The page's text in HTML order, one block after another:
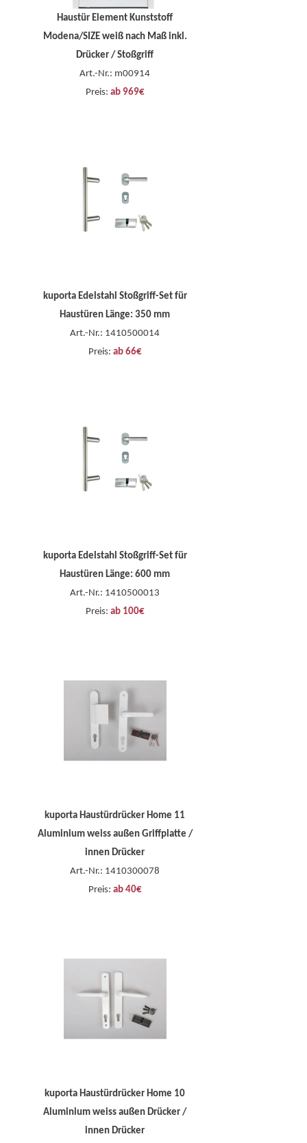
Haustür Element Kunststoff
Modena/SIZE weiß nach Maß inkl.
Drücker / Stoßgriff
Art.-Nr.: m00914
Preis: ab 969€
kuporta Edelstahl Stoßgriff-Set für
Haustüren Länge: 350 mm
Art.-Nr.: 1410500014
Preis: ab 66€
kuporta Edelstahl Stoßgriff-Set für
Haustüren Länge: 600 mm
Art.-Nr.: 1410500013
Preis: ab 100€
kuporta Haustürdrücker Home 11
Aluminium weiss außen Griffplatte /
innen Drücker
Art.-Nr.: 1410300078
Preis: ab 40€
kuporta Haustürdrücker Home 10
Aluminium weiss außen Drücker /
innen Drücker